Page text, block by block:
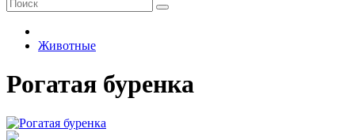
Животные
Рогатая буренка